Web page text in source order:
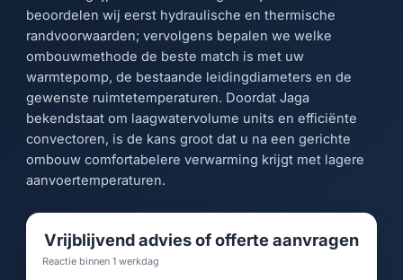
beoordelen wij eerst hydraulische en thermische
randvoorwaarden; vervolgens bepalen we welke
ombouwmethode de beste match is met uw
warmtepomp, de bestaande leidingdiameters en de
gewenste ruimtetemperaturen. Doordat Jaga
bekendstaat om laagwatervolume units en efficiënte
convectoren, is de kans groot dat u na een gerichte
ombouw comfortabelere verwarming krijgt met lagere
aanvoertemperaturen.
Vrijblijvend advies of offerte aanvragen
Reactie binnen 1 werkdag